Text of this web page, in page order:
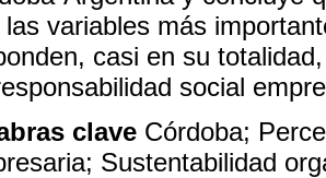
las variables más
casi en su
social
clave Córdoba;
Sustentabilidad